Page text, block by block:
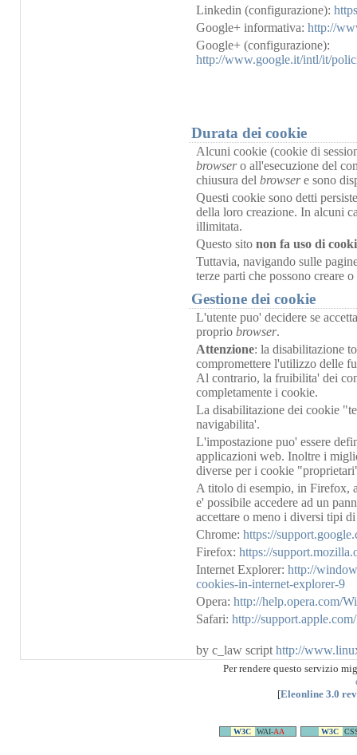
Linkedin (configurazione):
Google+ informativa:http://
Google+ (configurazione):
http://www.google.it/intl/it/
Durata dei cookie
Alcuni cookie (cookie di
browsero all'esecuzione del
chiusura delbrowsere sono
Questi cookie sono detti
della loro creazione. In alcuni
illimitata.
Questo sitonon fa uso di
Tuttavia, navigando sulle
terze parti che possono creare
Gestione dei cookie
L'utente puo' decidere se
propriobrowser.
Attenzione: la disabilitazione
compromettere l'utilizzo delle
Al contrario, la fruibilita' dei
completamente i cookie.
La disabilitazione dei cookie
navigabilita'.
L'impostazione puo' essere
applicazioni web. Inoltre i
diverse per i cookie
A titolo di esempio, in Firefox,
e' possibile accedere ad un
accettare o meno i diversi tipi
Chrome:https://
Firefox:https://
Internet Explorer:http://
cookies-in-internet-explorer-9
Opera:http://help.opera.com/
Safari:http://
by c_law scripthttp://
Per rendere questo servizio
[Eleonline 3.0
W3C WAI-AA W3C